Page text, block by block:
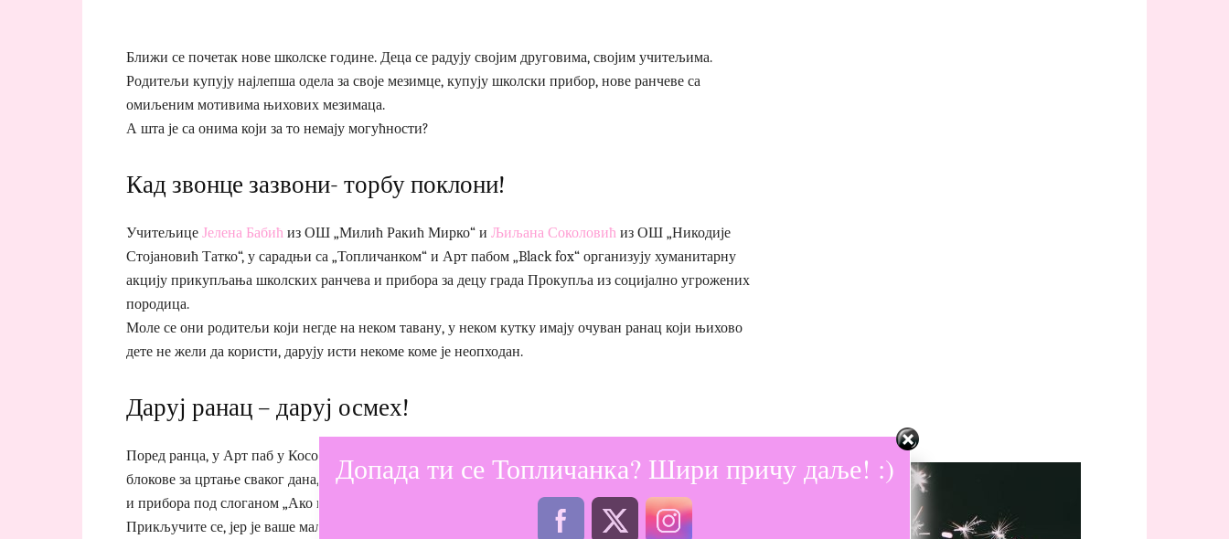
Ближи се почетак нове школске године. Деца се радују својим друговима, својим учитељима.
Родитељи купују најлепша одела за своје мезимце, купују школски прибор, нове ранчеве са
омиљеним мотивима њихових мезимаца.
А шта је са онима који за то немају могућности?
Кад звонце зазвони- торбу поклони!
Учитељице Јелена Бабић из ОШ „Милић Ракић Мирко“ и Љиљана Соколовић из ОШ „Никодије
Стојановић Татко“, у сарадњи са „Топличанком“ и Арт пабом „Black fox“ организују хуманитарну
акцију прикупљања школских ранчева и прибора за децу града Прокупља из социјално угрожених
породица.
Моле се они родитељи који негде на неком тавану, у неком кутку имају очуван ранац који њихово
дете не жели да користи, дарују исти некоме коме је неопходан.
Даруј ранац – даруј осмех!
Поред ранца, у Арт паб у Косовској 31 можете донети и други школски прибор: свеске, оловке,
блокове за цртање сваког дана, осим понедељком, од 17 сати до поноћи. Акција прикупљања ранчева
и прибора под слоганом „Ако имаш донеси, ако немаш однеси!“ трајаће до 8. септембра.
Прикључите се, јер је ваше мало, некоме можда много!
Допада ти се Топличанка? Шири причу даље! :)